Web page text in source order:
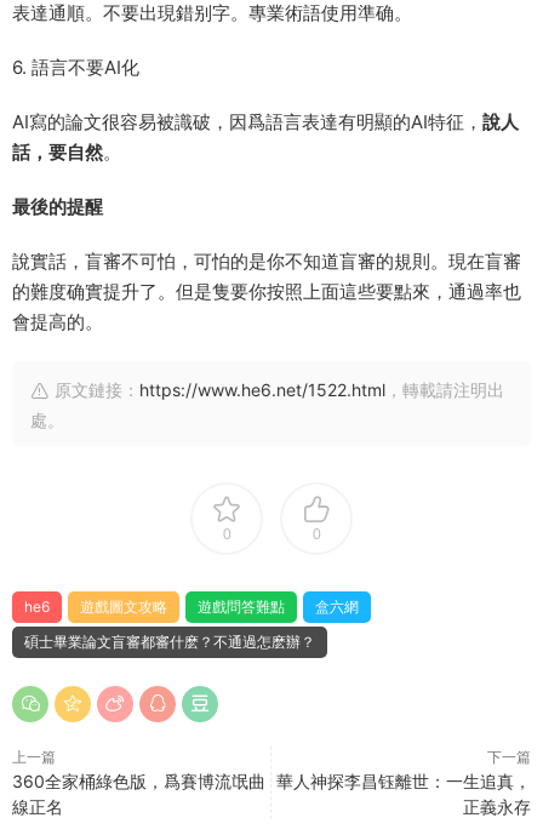
表達通順。不要出現錯别字。專業術語使用準确。
6. 語言不要AI化
AI寫的論文很容易被識破，因爲語言表達有明顯的AI特征， 說人
話，要自然。
最後的提醒
說實話，盲審不可怕，可怕的是你不知道盲審的規則。現在盲審
的難度确實提升了。但是隻要你按照上面這些要點來，通過率也
會提高的。
原文鏈接： https://www.he6.net/1522.html ，轉載請注明出
處。
0 0
he6 遊戲圖文攻略 遊戲問答難點
盒六網
碩士畢業論文盲審都審什麽？不通過怎麽辦？
上一篇
360全家桶綠色版，爲賽博流氓曲
線正名
下一篇
華人神探李昌钰離世：一生追真，
正義永存